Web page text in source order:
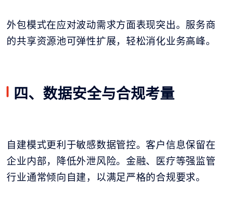
外包模式在应对波动需求方面表现突出。服务商
的共享资源池可弹性扩展，轻松消化业务高峰。
四、数据安全与合规考量
自建模式更利于敏感数据管控。客户信息保留在
企业内部，降低外泄风险。金融、医疗等强监管
行业通常倾向自建，以满足严格的合规要求。